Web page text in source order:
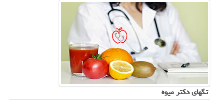
تگهای دكتر میوه